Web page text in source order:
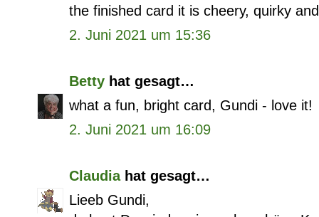
the finished card it is cheery, quirky
2. Juni 2021 um 15:36
Betty hat gesagt…
what a fun, bright card, Gundi - love it!
2. Juni 2021 um 16:09
Claudiahat gesagt…
Lieeb Gundi,